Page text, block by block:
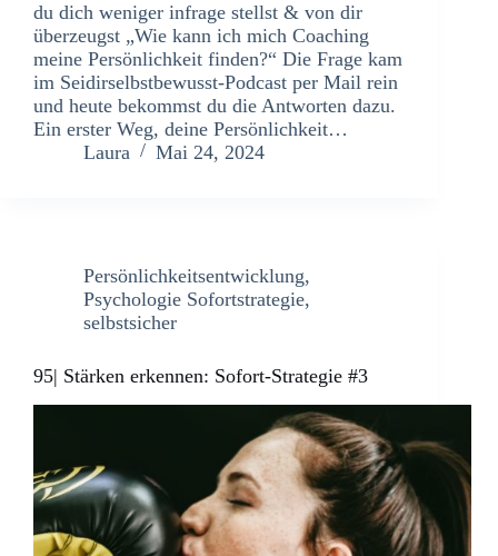
du dich weniger infrage stellst & von dir
überzeugst „Wie kann ich mich Coaching
meine Persönlichkeit finden?“ Die Frage kam
im Seidirselbstbewusst-Podcast per Mail rein
und heute bekommst du die Antworten dazu.
Ein erster Weg, deine Persönlichkeit…
Laura
Mai 24, 2024
Persönlichkeitsentwicklung,
Psychologie Sofortstrategie,
selbstsicher
95| Stärken erkennen: Sofort-Strategie #3